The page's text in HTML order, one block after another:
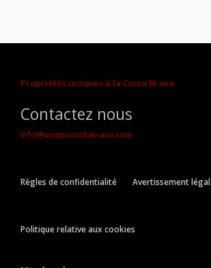
Propriétés uniques à la Costa Brava
Contactez nous
info@uniquecostabrava.com
Règles de confidentialité Avertissement légal
Politique relative aux cookies